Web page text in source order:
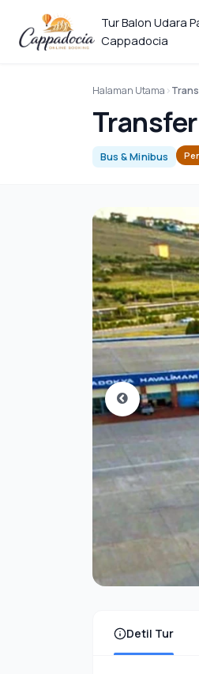
Tur Balon Udara
Cappadocia
Halaman Utama
Bus & Minibus
Detil Tur